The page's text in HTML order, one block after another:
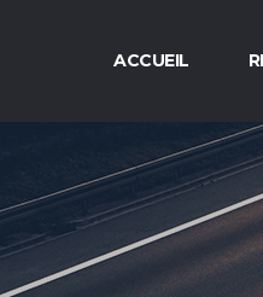
ACCUEIL